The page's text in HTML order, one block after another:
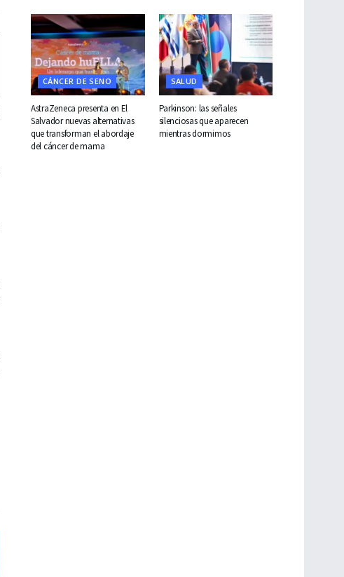
CÁNCER DE SENO
AstraZeneca presenta en El
Salvador nuevas alternativas
que transforman el abordaje
del cáncer de mama
SALUD
Parkinson: las señales
silenciosas que aparecen
mientras dormimos